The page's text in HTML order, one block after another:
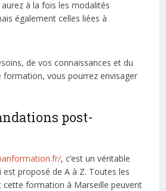
à la fois les modalités
également celles liées à
de vos connaissances et du
vous pourrez envisager
post-
, c’est un véritable
proposé de A à Z. Toutes les
cette formation à Marseille peuvent